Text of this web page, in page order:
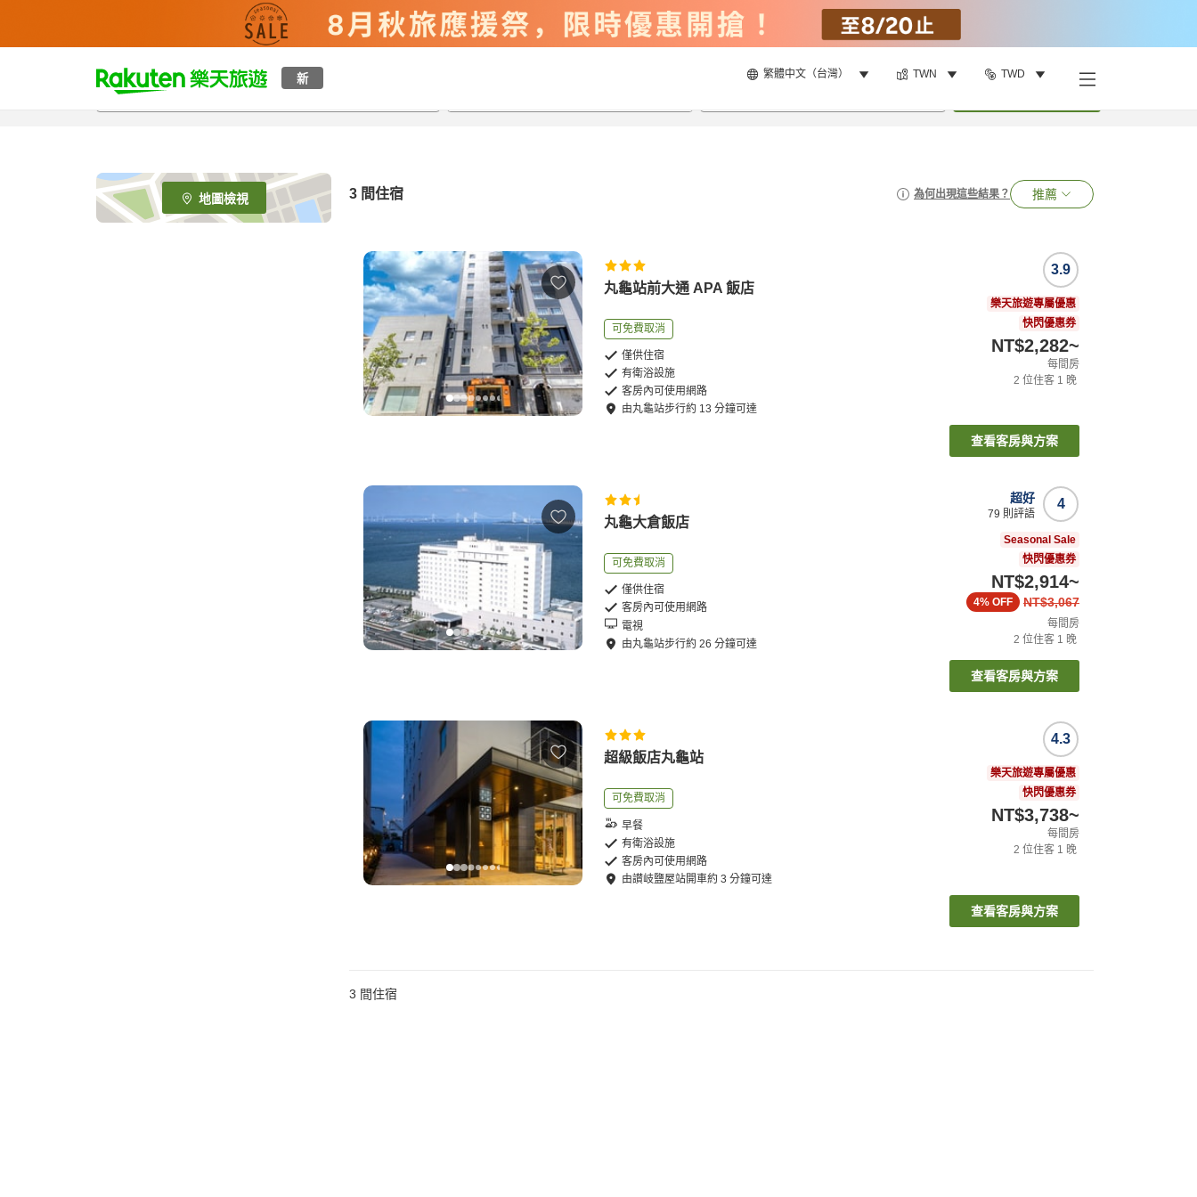
新 繁體中文（台灣） TWN TWD
t
p
e
_
s
地圖檢視 3 間住宿 為何出現這些結果？ 推薦
丸龜站前大通 APA 飯店
可免費取消
僅供住宿
有衛浴設施
客房內可使用網路
由丸龜站步行約 13 分鐘可達
3.9
樂天旅遊專屬優惠
快閃優惠券
NT$2,282~
每間房
2 位住客 1 晚
查看客房與方案
丸龜大倉飯店
可免費取消
僅供住宿
客房內可使用網路
電視
由丸龜站步行約26 分鐘可達
4
超好
79 則評語
Seasonal Sale
快閃優惠券
NT$2,914~
NT$3,067
4% OFF
每間房
2 位住客 1 晚
查看客房與方案
超級飯店丸龜站
可免費取消
早餐
有衛浴設施
客房內可使用網路
由讃岐鹽屋站開車約3 分鐘可達
4.3
樂天旅遊專屬優惠
快閃優惠券
NT$3,738~
每間房
2 位住客 1 晚
查看客房與方案
3 間住宿